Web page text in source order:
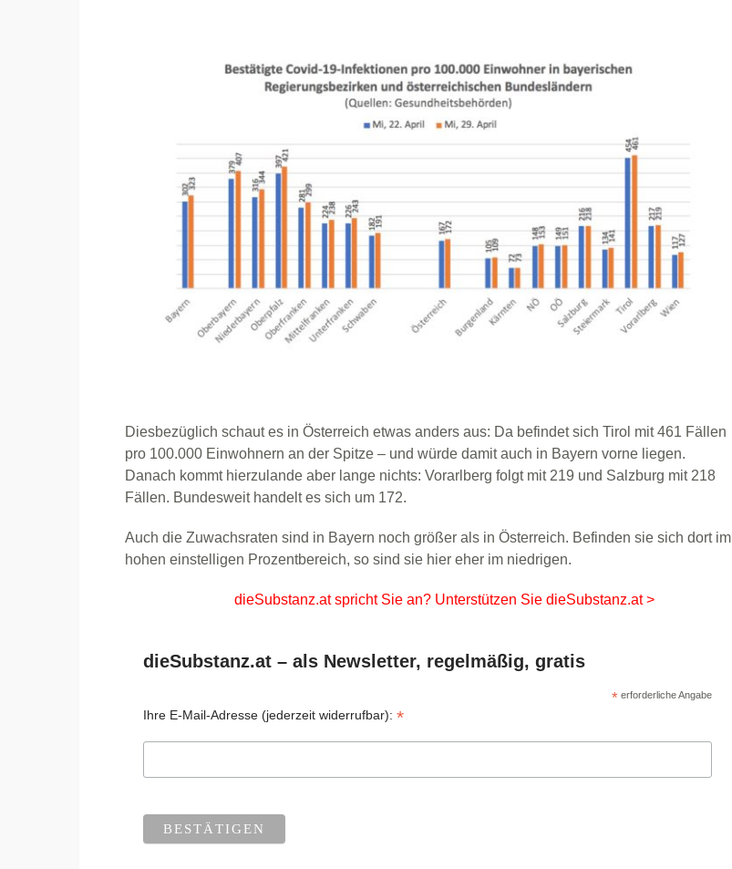
Diesbezüglich schaut es in Österreich etwas anders aus: Da befindet sich Tirol mit 461 Fällen
pro 100.000 Einwohnern an der Spitze – und würde damit auch in Bayern vorne liegen.
Danach kommt hierzulande aber lange nichts: Vorarlberg folgt mit 219 und Salzburg mit 218
Fällen. Bundesweit handelt es sich um 172.
Auch die Zuwachsraten sind in Bayern noch größer als in Österreich. Befinden sie sich dort im
hohen einstelligen Prozentbereich, so sind sie hier eher im niedrigen.
dieSubstanz.at spricht Sie an? Unterstützen Sie dieSubstanz.at >
dieSubstanz.at – als Newsletter, regelmäßig, gratis
* erforderliche Angabe
Ihre E-Mail-Adresse (jederzeit widerrufbar):*